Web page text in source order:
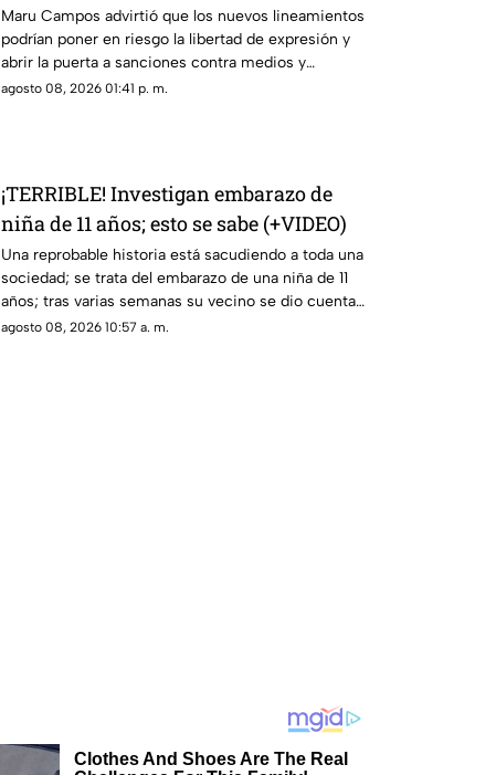
y posible censura
Maru Campos advirtió que los nuevos lineamientos
podrían poner en riesgo la libertad de expresión y
abrir la puerta a sanciones contra medios y
periodistas.
agosto 08, 2026 01:41 p. m.
¡TERRIBLE! Investigan embarazo de
niña de 11 años; esto se sabe (+VIDEO)
Una reprobable historia está sacudiendo a toda una
sociedad; se trata del embarazo de una niña de 11
años; tras varias semanas su vecino se dio cuenta
del hecho
agosto 08, 2026 10:57 a. m.